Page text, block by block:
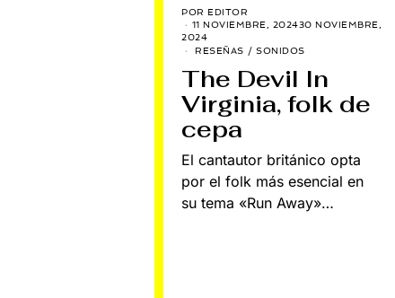
POR EDITOR
11 NOVIEMBRE, 202430 NOVIEMBRE,
2024
RESEÑAS / SONIDOS
The Devil In
Virginia, folk de
cepa
El cantautor británico opta
por el folk más esencial en
su tema «Run Away»…